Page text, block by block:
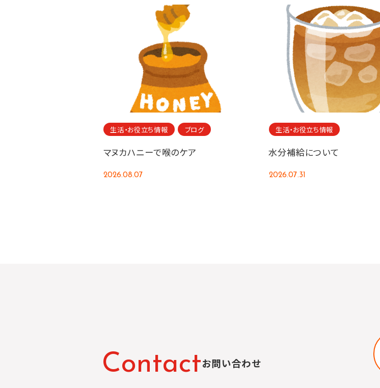
生活・お役立ち情報 ブログ
マヌカハニーで喉のケア
2026.08.07
生活・お役立ち情報
水分補給について
2026.07.31
Contactお問い合わせ